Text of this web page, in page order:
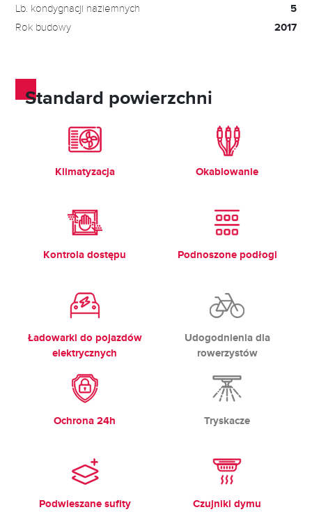
Lb. kondygnacji naziemnych 5
Rok budowy 2017
Standard powierzchni
Klimatyzacja Okablowanie
Kontrola dostępu Podnoszone podłogi
Ładowarki do pojazdów
elektrycznych
Udogodnienia dla
rowerzystów
Ochrona 24h Tryskacze
Podwieszane sufity Czujniki dymu